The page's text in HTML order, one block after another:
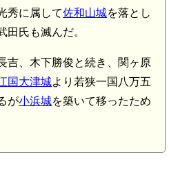
秀に属して佐和山城を落とし
田氏も滅んだ。
吉、木下勝俊と続き、関ヶ原
国大津城より若狭一国八万五
が小浜城を築いて移ったため